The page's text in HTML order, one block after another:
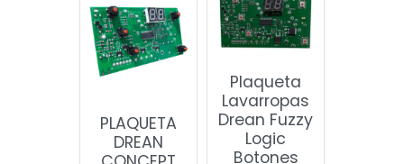
PLAQUETA
DREAN
Plaqueta
Lavarropas
Drean Fuzzy
Logic
Botones